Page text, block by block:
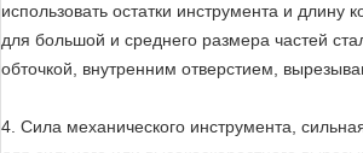
использовать остатки инструмента и
для большой и среднего размера частей
обточкой, внутренним отверстием,
4. Сила механического инструмента,